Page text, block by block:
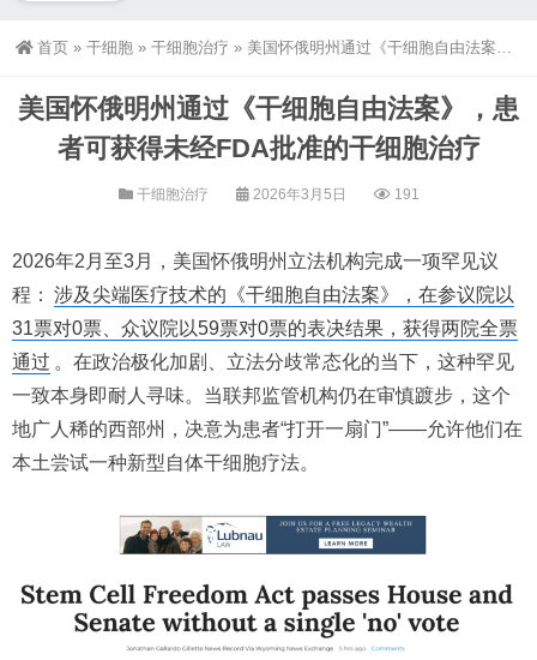
首页 » 干细胞 » 干细胞治疗 » 美国怀俄明州通过《干细胞自由法案》，患者可获得未经FDA批准的干细胞治疗
美国怀俄明州通过《干细胞自由法案》，患
者可获得未经FDA批准的干细胞治疗
干细胞治疗 2026年3月5日 191
2026年2月至3月，美国怀俄明州立法机构完成一项罕见议
程： 涉及尖端医疗技术的《干细胞自由法案》，在参议院以
31票对0票、众议院以59票对0票的表决结果，获得两院全票
通过 。在政治极化加剧、立法分歧常态化的当下，这种罕见
一致本身即耐人寻味。当联邦监管机构仍在审慎踱步，这个
地广人稀的西部州，决意为患者“打开一扇门”——允许他们在
本土尝试一种新型自体干细胞疗法。